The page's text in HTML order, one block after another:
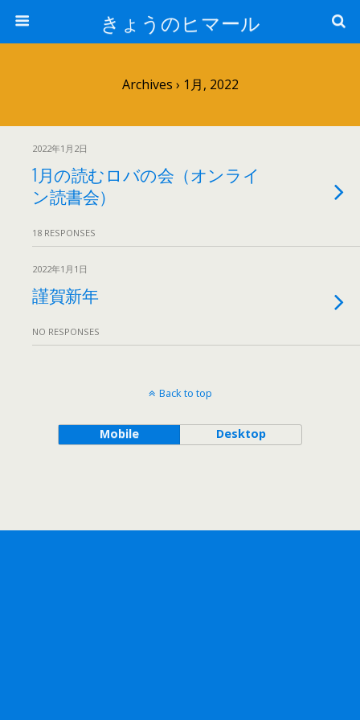
きょうのヒマール
Archives › 1月, 2022
2022年1月2日
1月の読むロバの会（オンライ
ン読書会）
18 RESPONSES
2022年1月1日
謹賀新年
NO RESPONSES
Back to top
Mobile Desktop